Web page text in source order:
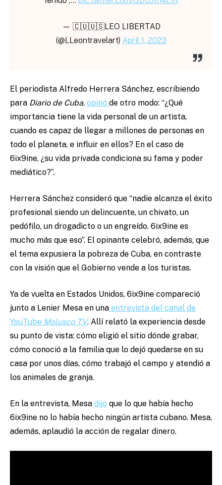
— 🇨🇺🇺🇸LEO LIBERTAD
(@LLeontravelart) April 1, 2023
El periodista Alfredo Herrera Sánchez, escribiendo
para Diario de Cuba, opinó de otro modo: “¿Qué
importancia tiene la vida personal de un artista,
cuando es capaz de llegar a millones de personas en
todo el planeta, e influir en ellos? En el caso de
6ix9ine, ¿su vida privada condiciona su fama y poder
mediático?”.
Herrera Sánchez consideró que “nadie alcanza el éxito
profesional siendo un delincuente, un chivato, un
pedófilo, un drogadicto o un engreído. 6ix9ine es
mucho más que eso”. El opinante celebró, además, que
el tema expusiera la pobreza de Cuba, en contraste
con la visión que el Gobierno vende a los turistas.
Ya de vuelta en Estados Unidos, 6ix9ine compareció
junto a Lenier Mesa en una entrevista del canal de
YouTube Molusco TV. Allí relató la experiencia desde
su punto de vista: cómo eligió el sitio dónde grabar,
cómo conoció a la familia que lo dejó quedarse en su
casa por unos días, cómo trabajó el campo y atendió a
los animales de granja.
En la entrevista, Mesa dijo que lo que había hecho
6ix9ine no lo había hecho ningún artista cubano. Mesa,
además, aplaudió la acción de regalar dinero.